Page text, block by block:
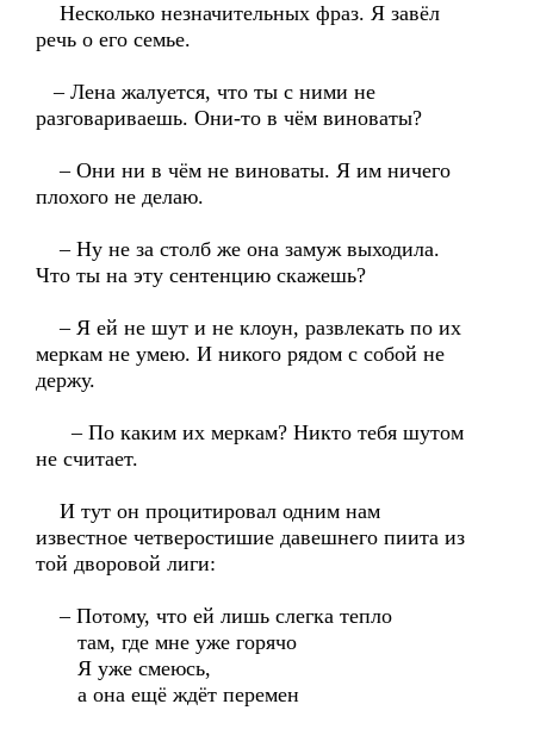
Несколько незначительных фраз. Я завёл
речь о его семье.
– Лена жалуется, что ты с ними не
разговариваешь. Они-то в чём виноваты?
– Они ни в чём не виноваты. Я им ничего
плохого не делаю.
– Ну не за столб же она замуж выходила.
Что ты на эту сентенцию скажешь?
– Я ей не шут и не клоун, развлекать по их
меркам не умею. И никого рядом с собой не
держу.
– По каким их меркам? Никто тебя шутом
не считает.
И тут он процитировал одним нам
известное четверостишие давешнего пиита из
той дворовой лиги:
– Потому, что ей лишь слегка тепло
там, где мне уже горячо
Я уже смеюсь,
а она ещё ждёт перемен